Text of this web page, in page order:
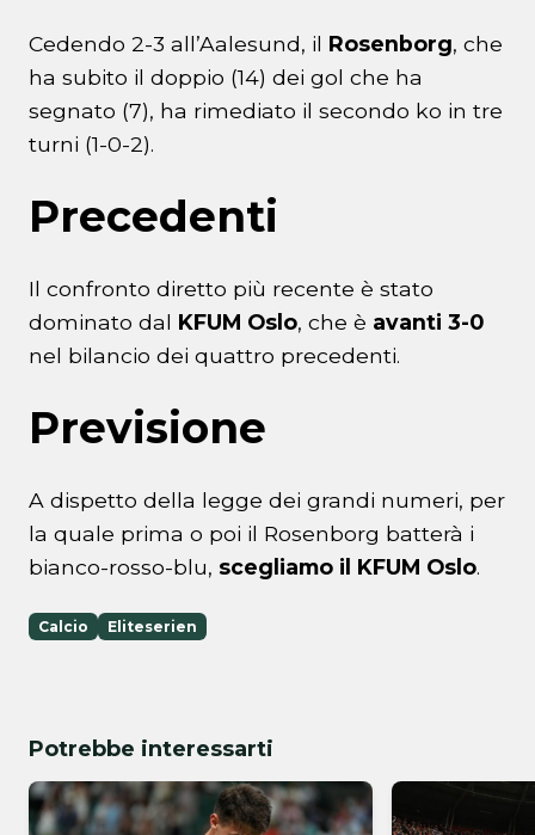
Cedendo 2-3 all’Aalesund, il Rosenborg, che
ha subito il doppio (14) dei gol che ha
segnato (7), ha rimediato il secondo ko in tre
turni (1-0-2).
Precedenti
Il confronto diretto più recente è stato
dominato dal KFUM Oslo, che è avanti 3-0
nel bilancio dei quattro precedenti.
Previsione
A dispetto della legge dei grandi numeri, per
la quale prima o poi il Rosenborg batterà i
bianco-rosso-blu, scegliamo il KFUM Oslo.
Calcio Eliteserien
Potrebbe interessarti